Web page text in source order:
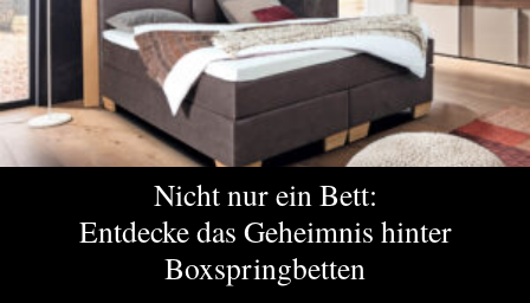
Nicht nur ein Bett:
Entdecke das Geheimnis hinter
Boxspringbetten